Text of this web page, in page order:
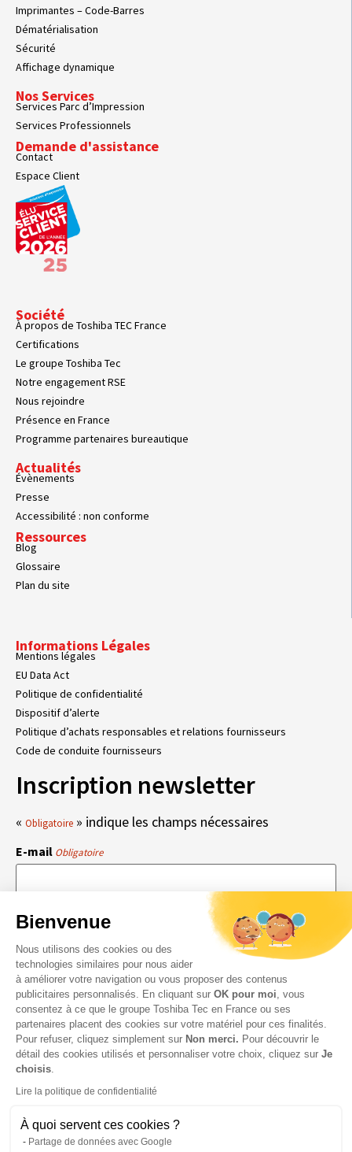
Imprimantes – Code-Barres
Dématérialisation
Sécurité
Affichage dynamique
Nos Services
Services Parc d’Impression
Services Professionnels
Demande d'assistance
Contact
Espace Client
Société
À propos de Toshiba TEC France
Certifications
Le groupe Toshiba Tec
Notre engagement RSE
Nous rejoindre
Présence en France
Programme partenaires bureautique
Actualités
Évènements
Presse
Accessibilité : non conforme
Ressources
Blog
Glossaire
Plan du site
Informations Légales
Mentions légales
EU Data Act
Politique de confidentialité
Dispositif d’alerte
Politique d’achats responsables et relations fournisseurs
Code de conduite fournisseurs
Inscription newsletter
« Obligatoire » indique les champs nécessaires
E-mail Obligatoire
RGPD
En cochant cette case, vous acceptez que Toshiba Tec
France collecte vos données personnelles. Pour plus
d’informations sur notre politique en matière de
données personnelles,cliquez ici.Obligatoire
Bienvenue
Nous utilisons des cookies ou des
technologies similaires pour nous aider
à améliorer votre navigation ou vous proposer des contenus
publicitaires personnalisés. En cliquant sur OK pour moi , vous
consentez à ce que le groupe Toshiba Tec en France ou ses
partenaires placent des cookies sur votre matériel pour ces finalités.
Pour refuser, cliquez simplement sur Non merci. Pour découvrir le
détail des cookies utilisés et personnaliser votre choix, cliquez sur Je
choisis
Lire la politique de confidentialité
À quoi servent ces cookies ?
Partage de données avec Google